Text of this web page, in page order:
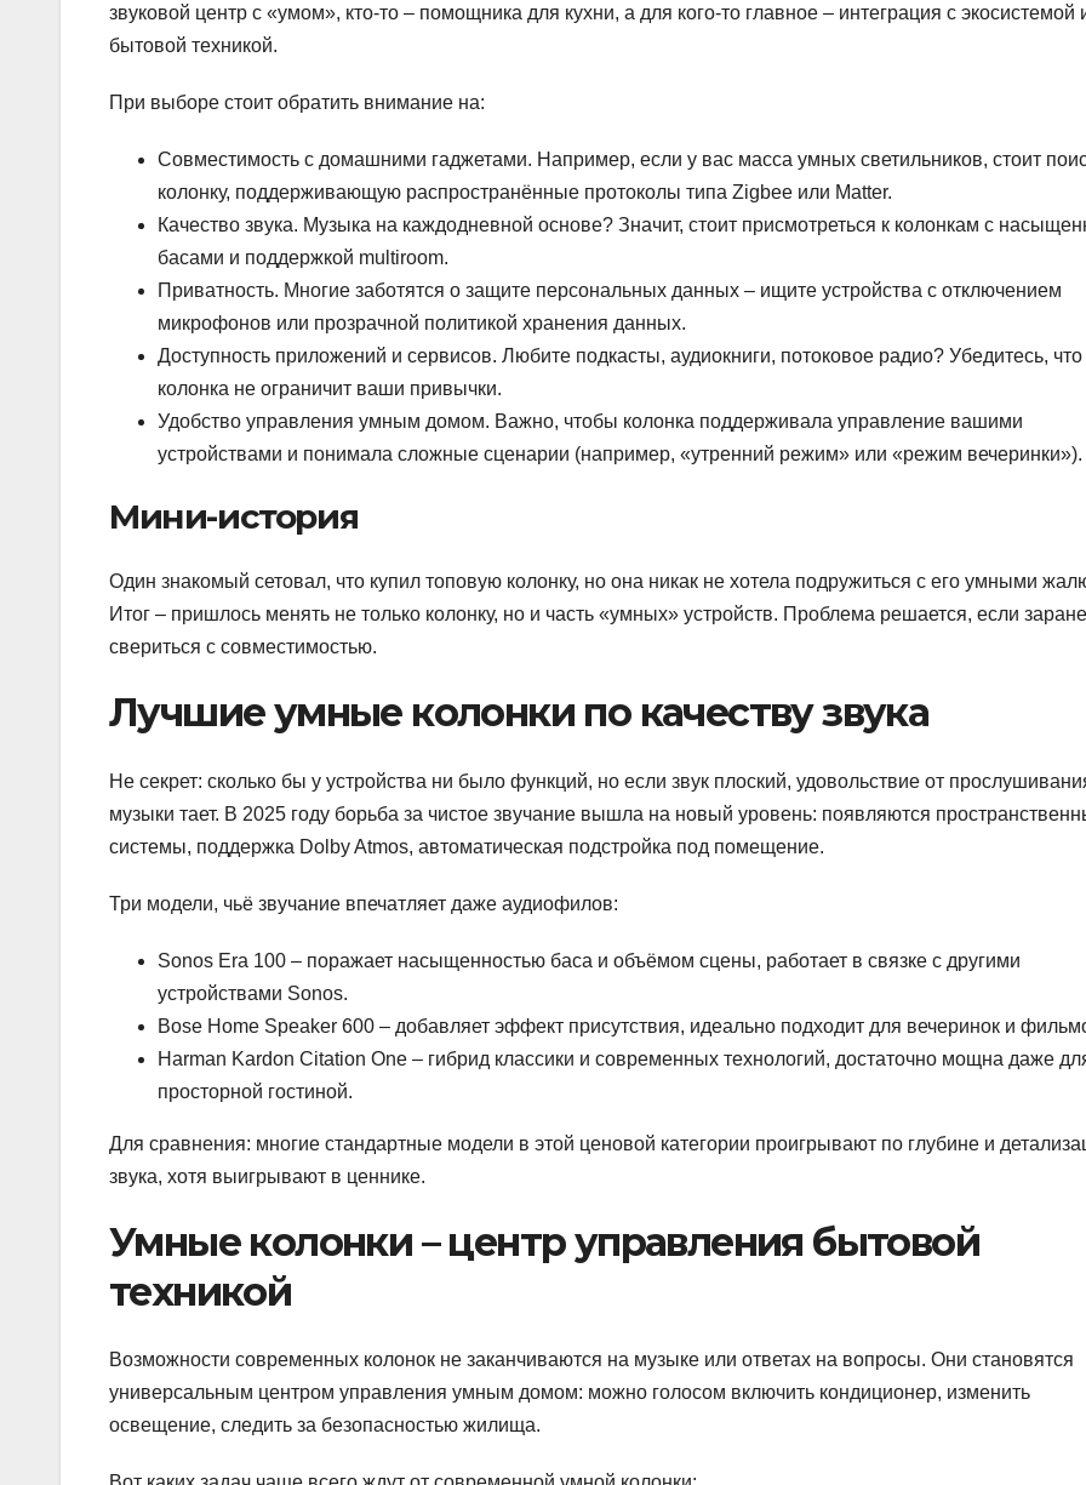
звуковой центр с «умом», кто-то – помощника для кухни, а для кого-то главное – интеграция с экосистемой
бытовой техникой.
При выборе стоит обратить внимание на:
Совместимость с домашними гаджетами. Например, если у вас масса умных светильников, стоит
колонку, поддерживающую распространённые протоколы типа Zigbee или Matter.
Качество звука. Музыка на каждодневной основе? Значит, стоит присмотреться к колонкам с
басами и поддержкой multiroom.
Приватность. Многие заботятся о защите персональных данных – ищите устройства с отключением
микрофонов или прозрачной политикой хранения данных.
Доступность приложений и сервисов. Любите подкасты, аудиокниги, потоковое радио? Убедитесь, что
колонка не ограничит ваши привычки.
Удобство управления умным домом. Важно, чтобы колонка поддерживала управление вашими
устройствами и понимала сложные сценарии (например, «утренний режим» или «режим вечеринки»).
Мини-история
Один знакомый сетовал, что купил топовую колонку, но она никак не хотела подружиться с его умными
Итог – пришлось менять не только колонку, но и часть «умных» устройств. Проблема решается, если
свериться с совместимостью.
Лучшие умные колонки по качеству звука
Не секрет: сколько бы у устройства ни было функций, но если звук плоский, удовольствие от
музыки тает. В 2025 году борьба за чистое звучание вышла на новый уровень: появляются
системы, поддержка Dolby Atmos, автоматическая подстройка под помещение.
Три модели, чьё звучание впечатляет даже аудиофилов:
Sonos Era 100 – поражает насыщенностью баса и объёмом сцены, работает в связке с другими
устройствами Sonos.
Bose Home Speaker 600 – добавляет эффект присутствия, идеально подходит для вечеринок и
Harman Kardon Citation One – гибрид классики и современных технологий, достаточно мощна даже
просторной гостиной.
Для сравнения: многие стандартные модели в этой ценовой категории проигрывают по глубине и
звука, хотя выигрывают в ценнике.
Умные колонки – центр управления бытовой
техникой
Возможности современных колонок не заканчиваются на музыке или ответах на вопросы. Они становятся
универсальным центром управления умным домом: можно голосом включить кондиционер, изменить
освещение, следить за безопасностью жилища.